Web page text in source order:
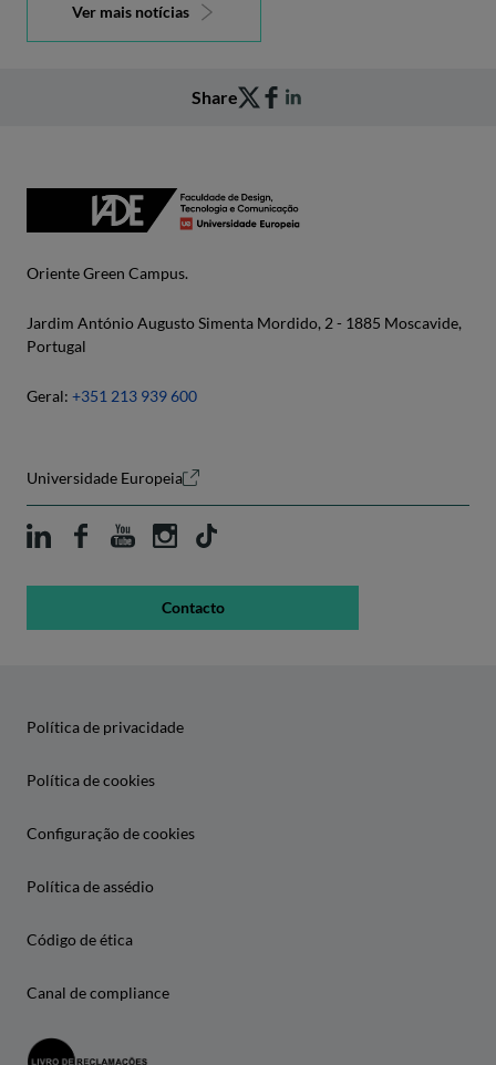
Ver mais notícias
Share
Oriente Green Campus.
Jardim António Augusto Simenta Mordido, 2 - 1885 Moscavide,
Portugal
Geral: +351 213 939 600
Universidade Europeia
Contacto
Política de privacidade
Política de cookies
Configuração de cookies
Política de assédio
Código de ética
Canal de compliance